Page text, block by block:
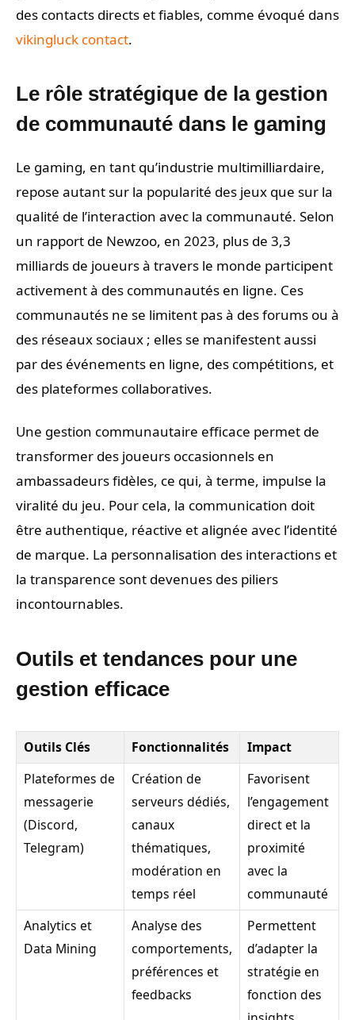
des contacts directs et fiables, comme évoqué dans
vikingluck contact.
Le rôle stratégique de la gestion
de communauté dans le gaming
Le gaming, en tant qu’industrie multimilliardaire,
repose autant sur la popularité des jeux que sur la
qualité de l’interaction avec la communauté. Selon
un rapport de Newzoo, en 2023, plus de 3,3
milliards de joueurs à travers le monde participent
activement à des communautés en ligne. Ces
communautés ne se limitent pas à des forums ou à
des réseaux sociaux ; elles se manifestent aussi
par des événements en ligne, des compétitions, et
des plateformes collaboratives.
Une gestion communautaire efficace permet de
transformer des joueurs occasionnels en
ambassadeurs fidèles, ce qui, à terme, impulse la
viralité du jeu. Pour cela, la communication doit
être authentique, réactive et alignée avec l’identité
de marque. La personnalisation des interactions et
la transparence sont devenues des piliers
incontournables.
Outils et tendances pour une
gestion efficace
Outils Clés Fonctionnalités
Impact
Plateformes de
messagerie
(Discord,
Telegram)
Création de
serveurs dédiés,
canaux
thématiques,
modération en
temps réel
Favorisent
l’engagement
direct et la
proximité
avec la
communauté
Analytics et
Data Mining
Analyse des
comportements,
préférences et
feedbacks
Permettent
d’adapter la
stratégie en
fonction des